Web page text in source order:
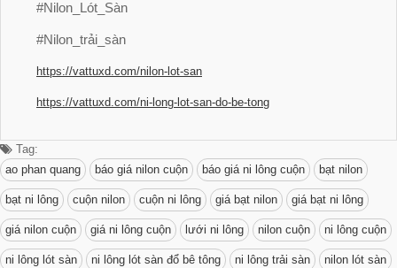
#Nilon_Lót_Sàn
#Nilon_trải_sàn
https://vattuxd.com/nilon-lot-san
https://vattuxd.com/ni-long- lot-san-do-be-tong
Tag:
ao phan quang
báo giá nilon cuộn báo giá ni lông cuộn bạt nilon
bạt ni lông cuộn nilon cuộn ni lông giá bạt nilon giá bạt ni lông
giá nilon cuộn giá ni lông cuộn lưới ni lông nilon cuộn ni lông cuộn
ni lông lót sàn ni lông lót sàn đổ bê tông ni lông trải sàn nilon lót sàn